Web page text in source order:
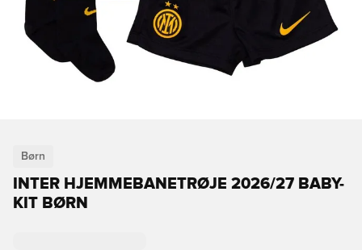
Børn
INTER HJEMMEBANETRØJE 2026/27 BABY-
KIT BØRN